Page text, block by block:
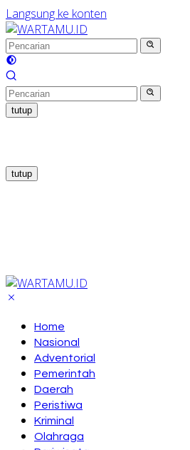
Langsung ke konten
tutup
tutup
Home
Nasional
Adventorial
Pemerintah
Daerah
Peristiwa
Kriminal
Olahraga